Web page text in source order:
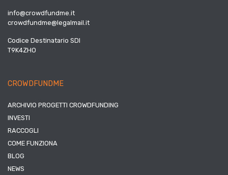
info@crowdfundme.it
crowdfundme@legalmail.it
Codice Destinatario SDI
T9K4ZHO
CROWDFUNDME
ARCHIVIO PROGETTI CROWDFUNDING
INVESTI
RACCOGLI
COME FUNZIONA
BLOG
NEWS